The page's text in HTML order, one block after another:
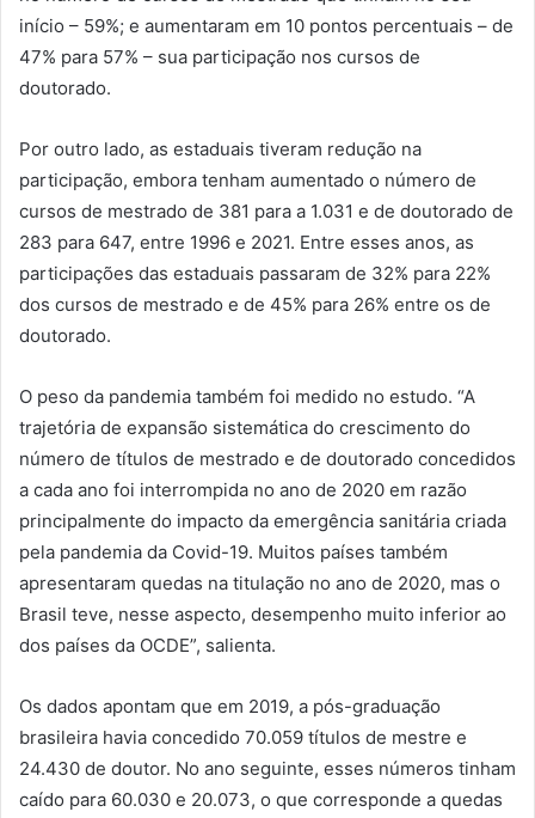
início – 59%; e aumentaram em 10 pontos percentuais – de
47% para 57% – sua participação nos cursos de
doutorado.
Por outro lado, as estaduais tiveram redução na
participação, embora tenham aumentado o número de
cursos de mestrado de 381 para a 1.031 e de doutorado de
283 para 647, entre 1996 e 2021. Entre esses anos, as
participações das estaduais passaram de 32% para 22%
dos cursos de mestrado e de 45% para 26% entre os de
doutorado.
O peso da pandemia também foi medido no estudo. “A
trajetória de expansão sistemática do crescimento do
número de títulos de mestrado e de doutorado concedidos
a cada ano foi interrompida no ano de 2020 em razão
principalmente do impacto da emergência sanitária criada
pela pandemia da Covid-19. Muitos países também
apresentaram quedas na titulação no ano de 2020, mas o
Brasil teve, nesse aspecto, desempenho muito inferior ao
dos países da OCDE”, salienta.
Os dados apontam que em 2019, a pós-graduação
brasileira havia concedido 70.059 títulos de mestre e
24.430 de doutor. No ano seguinte, esses números tinham
caído para 60.030 e 20.073, o que corresponde a quedas